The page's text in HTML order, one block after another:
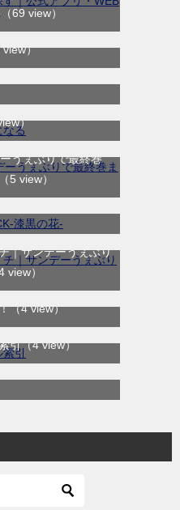
（69 view）
ラウザで無料漫画
view）
全巻無料で読める公
ーうぇぶり（8
る｜最新刊第6巻！
マンガアプリ！※順
）
うぇぶりで最終巻
（5 view）
漆黒の花-｜全4巻完
まで全巻無料配信
｜サンデーうぇぶり
4 view）
！マンガParkで最新
（4 view）
引（4 view）
ガワンで全話無料連